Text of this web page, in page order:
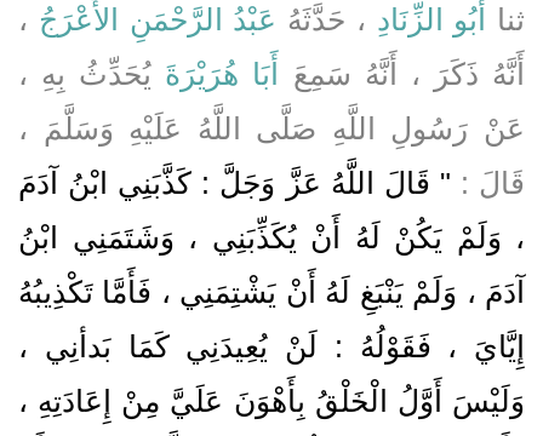
ثنا أَبُو الزِّنَادِ ، حَدَّثَهُ عَبْدُ الرَّحْمَنِ الأَعْرَجُ ،
أَنَّهُ ذَكَرَ ، أَنَّهُ سَمِعَ أَبَا هُرَيْرَةَ يُحَدِّثُ بِهِ ،
عَنْ رَسُولِ اللَّهِ صَلَّى اللَّهُ عَلَيْهِ وَسَلَّمَ ،
قَالَ : " قَالَ اللَّهُ عَزَّ وَجَلَّ : كَذَّبَنِي ابْنُ آدَمَ
، وَلَمْ يَكُنْ لَهُ أَنْ يُكَذِّبَنِي ، وَشَتَمَنِي ابْنُ
آدَمَ ، وَلَمْ يَنْبَغِ لَهُ أَنْ يَشْتِمَنِي ، فَأَمَّا تَكْذِيبُهُ
إِيَّايَ ، فَقَوْلُهُ : لَنْ يُعِيدَنِي كَمَا بَدأنِي ،
وَلَيْسَ أَوَّلُ الْخَلْقُ بِأَهْوَنَ عَلَيَّ مِنْ إِعَادَتِهِ ،